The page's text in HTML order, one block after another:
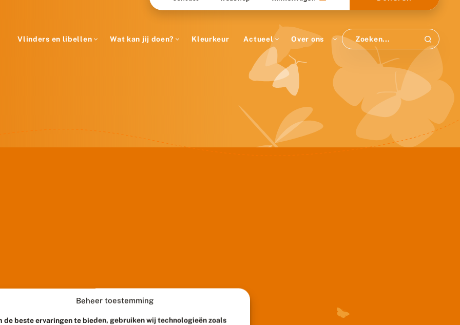
Beheer toestemming
de beste ervaringen te bieden, gebruiken wij technologieën zoals
Vlinders en libellen Wat kan jij doen? Kleurkeur Actueel Over ons